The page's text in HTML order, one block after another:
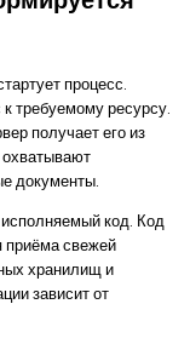
процесс.
требуемому ресурсу.
получает его из
документы.
код. Код
свежей
хранилищ и
зависит от